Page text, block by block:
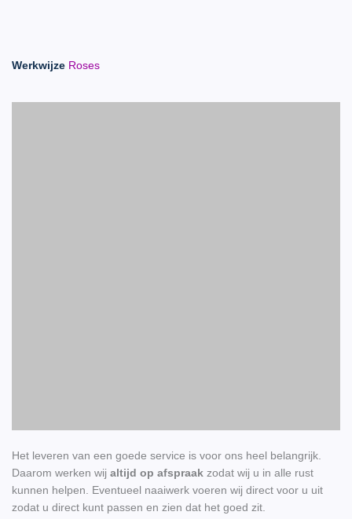
Werkwijze Roses
Het leveren van een goede service is voor ons heel belangrijk.
Daarom werken wij altijd op afspraak zodat wij u in alle rust
kunnen helpen. Eventueel naaiwerk voeren wij direct voor u uit
zodat u direct kunt passen en zien dat het goed zit.